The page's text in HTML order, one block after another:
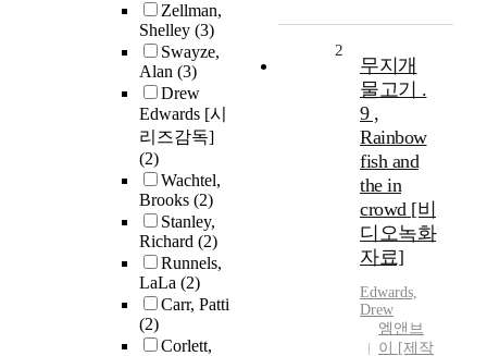
Zellman,
Shelley (3)
Swayze,
Alan (3)
Drew
Edwards [시
리즈감독]
(2)
Wachtel,
Brooks (2)
Stanley,
Richard (2)
Runnels,
LaLa (2)
Carr, Patti
(2)
Corlett,
2
무지개
물고기 .
9 ,
Rainbow
fish and
the in
crowd [비
디오녹화
자료]
Edwards,
Drew
엠앤브
이 [제작